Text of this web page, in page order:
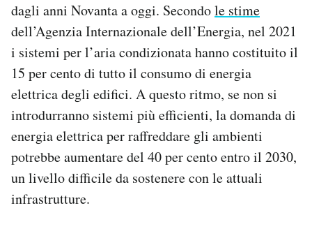
dagli anni Novanta a oggi. Secondole stime
dell’Agenzia Internazionale dell’Energia, nel 2021
i sistemi per l’aria condizionata hanno costituito il
15 per cento di tutto il consumo di energia
elettrica degli edifici. A questo ritmo, se non si
introdurranno sistemi più efficienti, la domanda di
energia elettrica per raffreddare gli ambienti
potrebbe aumentare del 40 per cento entro il 2030,
un livello difficile da sostenere con le attuali
infrastrutture.